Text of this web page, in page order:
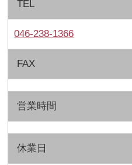
TEL
046-238-1366
FAX
営業時間
休業日